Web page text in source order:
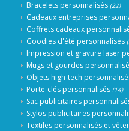
Bracelets personnalisés (22)
Cadeaux entreprises
Coffrets cadeaux
Goodies d'été personnalisés
Impression et gravure laser
Mugs et gourdes
Objets high-tech
Porte-clés personnalisés (14)
Sac publicitaires
Stylos publicitaires
Textiles personnalisés et